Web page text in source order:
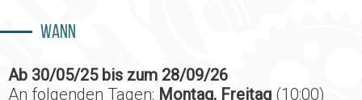
Wann
Ab 30/05/25 bis zum 28/09/26
An folgenden Tagen: Montag, Freitag (10:00)